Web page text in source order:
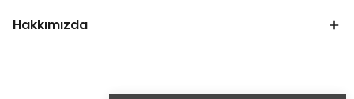
Hakkımızda